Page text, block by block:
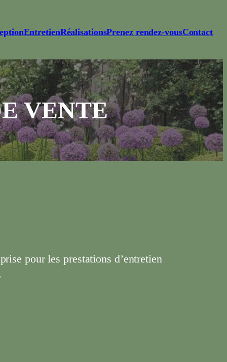
EntretienRéalisationsPrenez rendez-vousContact
VENTE
pour les prestations d’entretien